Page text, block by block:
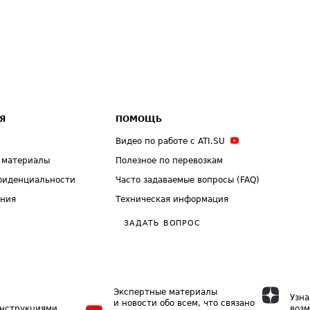
ПОМОЩЬ
Видео по работе с ATI.SU
Полезное по перевозкам
Часто задаваемые вопросы (FAQ)
Техническая информация
ЗАДАТЬ ВОПРОС
Экспертные материалы
и новости обо всем, что связано